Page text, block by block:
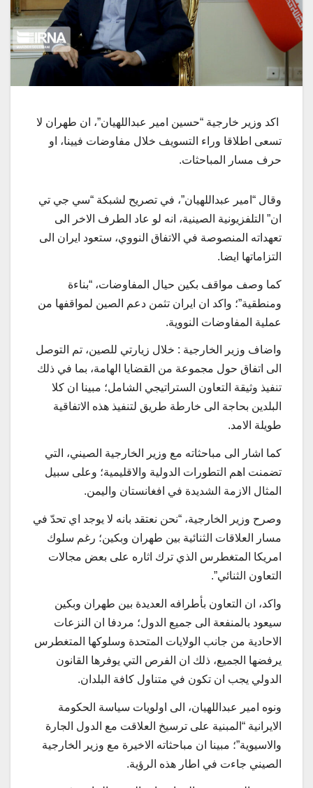
اكد وزير خارجية “حسين امير عبداللهيان”، ان طهران لا
تسعى اطلاقا وراء التسويف خلال مفاوضات فيينا، او
حرف مسار المباحثات.
وقال “امير عبداللهيان”، في تصريح لشبكة “سي جي تي
ان” التلفزيونية الصينية، انه لو عاد الطرف الاخر الى
تعهداته المنصوصة في الاتفاق النووي، ستعود ايران الى
التزاماتها ايضا.
كما وصف مواقف بكين حيال المفاوضات، “بناءة
ومنطقية”؛ واكد ان ايران تثمن دعم الصين لمواقفها من
عملية المفاوضات النووية.
واضاف وزير الخارجية : خلال زيارتي للصين، تم التوصل
الى اتفاق حول مجموعة من القضايا الهامة، بما في ذلك
تنفيذ وثيقة التعاون الستراتيجي الشامل؛ مبينا ان كلا
البلدين بحاجة الى خارطة طريق لتنفيذ هذه الاتفاقية
طويلة الامد.
كما اشار الى مباحثاته مع وزير الخارجية الصيني، التي
تضمنت اهم التطورات الدولية والاقليمية؛ وعلى سبيل
المثال الازمة الشديدة في افغانستان واليمن.
وصرح وزير الخارجية، “نحن نعتقد بانه لا يوجد اي تحدّ في
مسار العلاقات الثنائية بين طهران وبكين؛ رغم سلوك
امريكا المتغطرس الذي ترك اثاره على بعض مجالات
التعاون الثنائي”.
واكد، ان التعاون بأطرافه العديدة بين طهران وبكين
سيعود بالمنفعة الى جميع الدول؛ مردفا ان النزعات
الاحادية من جانب الولايات المتحدة وسلوكها المتغطرس
يرفضها الجميع، ذلك ان الفرص التي يوفرها القانون
الدولي يجب ان تكون في متناول كافة البلدان.
ونوه امير عبداللهيان، الى اولويات سياسة الحكومة
الايرانية “المبنية على ترسيخ العلاقت مع الدول الجارة
والاسيوية”؛ مبينا ان مباحثاته الاخيرة مع وزير الخارجية
الصيني جاءت في اطار هذه الرؤية.